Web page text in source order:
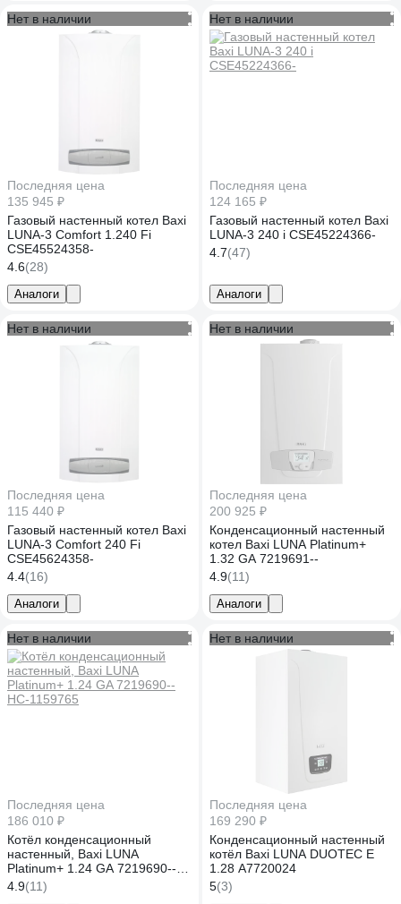
Нет в наличии
Последняя цена
135 945 ₽
Газовый настенный котел Baxi
LUNA-3 Comfort 1.240 Fi
CSE45524358-
4.6(28)
Аналоги
Нет в наличии
Последняя цена
124 165 ₽
Газовый настенный котел Baxi
LUNA-3 240 i CSE45224366-
4.7(47)
Аналоги
Нет в наличии
Последняя цена
115 440 ₽
Газовый настенный котел Baxi
LUNA-3 Comfort 240 Fi
CSE45624358-
4.4(16)
Аналоги
Нет в наличии
Последняя цена
200 925 ₽
Конденсационный настенный
котел Baxi LUNA Platinum+
1.32 GA 7219691--
4.9(11)
Аналоги
Нет в наличии
Последняя цена
186 010 ₽
Котёл конденсационный
настенный, Baxi LUNA
Platinum+ 1.24 GA 7219690--
НС-1159765
4.9(11)
Нет в наличии
Последняя цена
169 290 ₽
Конденсационный настенный
котёл Baxi LUNA DUOTEC E
1.28 A7720024
5(3)